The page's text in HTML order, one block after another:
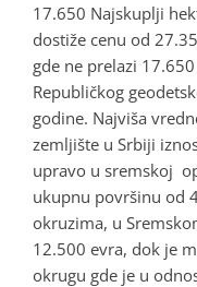
17.650 Najskuplji
dostiže cenu od
gde ne prelazi
Republičkog
godine. Najviša
zemljište u Srbiji
upravo u sremskoj
ukupnu površinu od
okruzima, u
12.500 evra, dok je
okrugu gde je u